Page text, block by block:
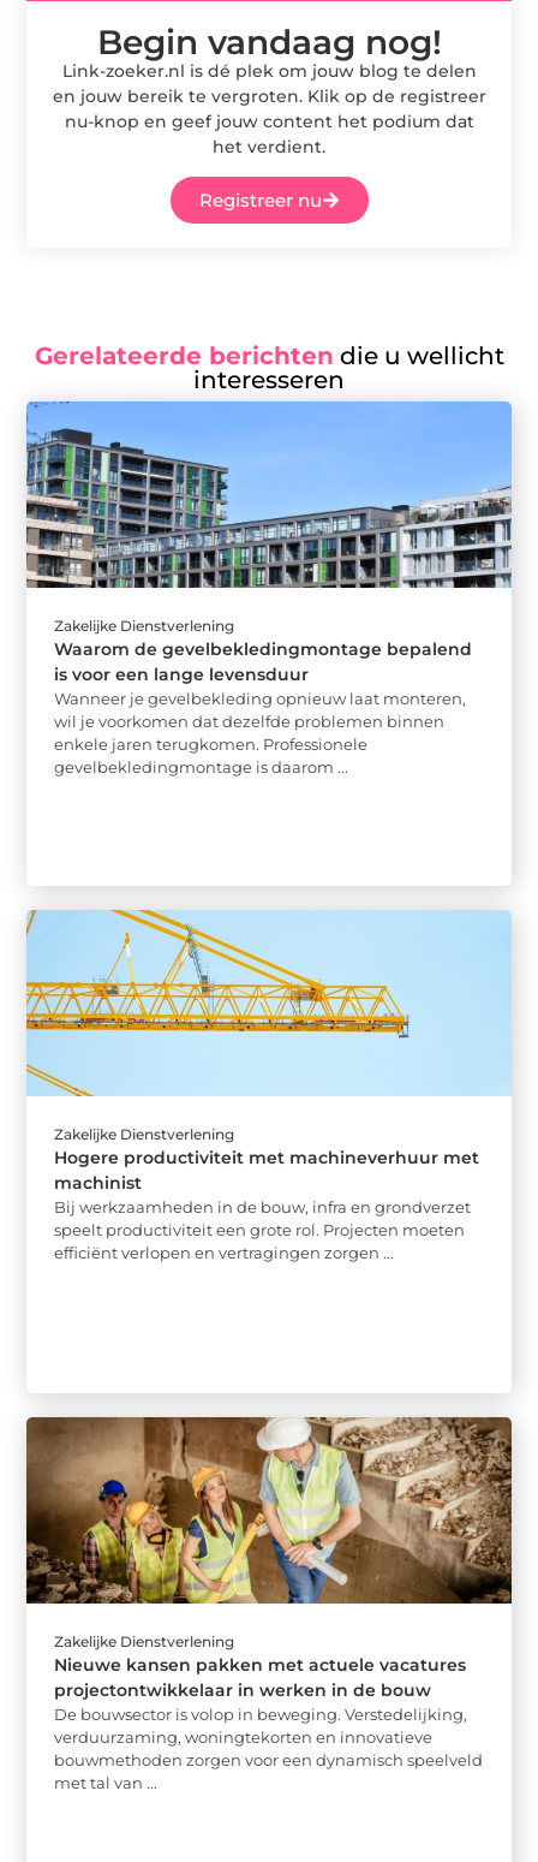
Begin vandaag nog!
Link-zoeker.nl is dé plek om jouw blog te delen
en jouw bereik te vergroten. Klik op de registreer
nu-knop en geef jouw content het podium dat
het verdient.
Registreer nu
Gerelateerde berichten die u wellicht
interesseren
Zakelijke Dienstverlening
Waarom de gevelbekledingmontage bepalend
is voor een lange levensduur
Wanneer je gevelbekleding opnieuw laat monteren,
wil je voorkomen dat dezelfde problemen binnen
enkele jaren terugkomen. Professionele
gevelbekledingmontage is daarom ...
Zakelijke Dienstverlening
Hogere productiviteit met machineverhuur met
machinist
Bij werkzaamheden in de bouw, infra en grondverzet
speelt productiviteit een grote rol. Projecten moeten
efficiënt verlopen en vertragingen zorgen ...
Zakelijke Dienstverlening
Nieuwe kansen pakken met actuele vacatures
projectontwikkelaar in werken in de bouw
De bouwsector is volop in beweging. Verstedelijking,
verduurzaming, woningtekorten en innovatieve
bouwmethoden zorgen voor een dynamisch speelveld
met tal van ...